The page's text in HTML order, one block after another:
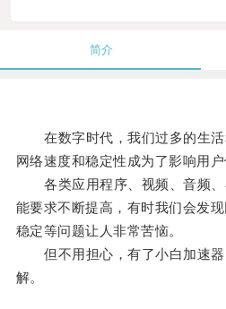
简介
在数字时代，我们过多的生活
网络速度和稳定性成为了影响用户
各类应用程序、视频、音频、
能要求不断提高，有时我们会发
稳定等问题让人非常苦恼。
但不用担心，有了小白加速器
解。